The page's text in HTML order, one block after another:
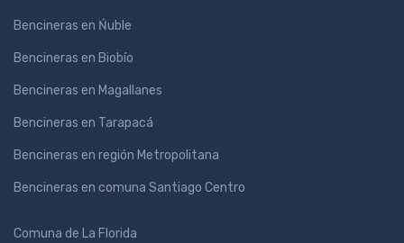
Bencineras en Ńuble
Bencineras en Biobío
Bencineras en Magallanes
Bencineras en Tarapacá
Bencineras en región Metropolitana
Bencineras en comuna Santiago Centro
Comuna de La Florida